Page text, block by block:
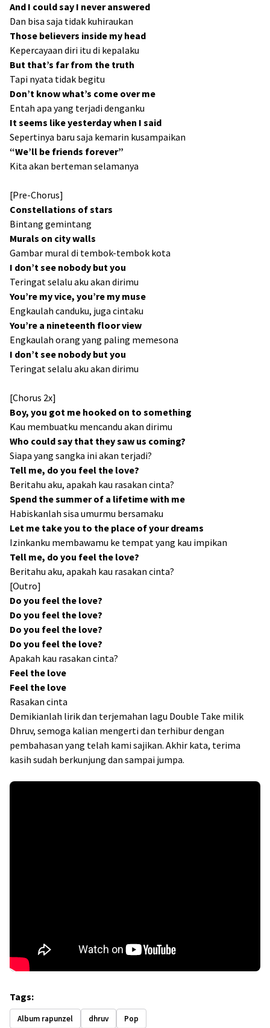
And I could say I never answered
Dan bisa saja tidak kuhiraukan
Those believers inside my head
Kepercayaan diri itu di kepalaku
But that’s far from the truth
Tapi nyata tidak begitu
Don’t know what’s come over me
Entah apa yang terjadi denganku
It seems like yesterday when I said
Sepertinya baru saja kemarin kusampaikan
“We’ll be friends forever”
Kita akan berteman selamanya
[Pre-Chorus]
Constellations of stars
Bintang gemintang
Murals on city walls
Gambar mural di tembok-tembok kota
I don’t see nobody but you
Teringat selalu aku akan dirimu
You’re my vice, you’re my muse
Engkaulah canduku, juga cintaku
You’re a nineteenth floor view
Engkaulah orang yang paling memesona
I don’t see nobody but you
Teringat selalu aku akan dirimu
[Chorus 2x]
Boy, you got me hooked on to something
Kau membuatku mencandu akan dirimu
Who could say that they saw us coming?
Siapa yang sangka ini akan terjadi?
Tell me, do you feel the love?
Beritahu aku, apakah kau rasakan cinta?
Spend the summer of a lifetime with me
Habiskanlah sisa umurmu bersamaku
Let me take you to the place of your dreams
Izinkanku membawamu ke tempat yang kau impikan
Tell me, do you feel the love?
Beritahu aku, apakah kau rasakan cinta?
[Outro]
Do you feel the love?
Do you feel the love?
Do you feel the love?
Do you feel the love?
Apakah kau rasakan cinta?
Feel the love
Feel the love
Rasakan cinta
Demikianlah lirik dan terjemahan lagu Double Take milik
Dhruv, semoga kalian mengerti dan terhibur dengan
pembahasan yang telah kami sajikan. Akhir kata, terima
kasih sudah berkunjung dan sampai jumpa.
Tags:
Album rapunzel dhruv Pop